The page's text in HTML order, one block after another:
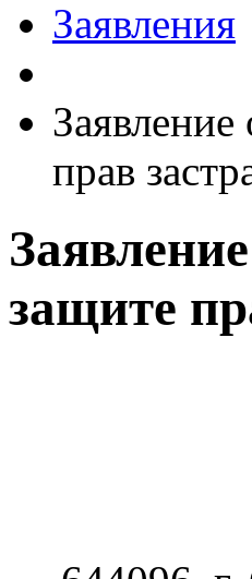
Заявления
прав
защите